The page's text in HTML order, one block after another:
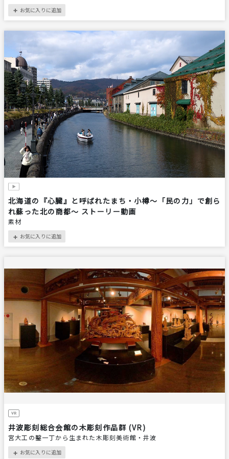
＋ お気に入りに追加
北海道の『心臓』と呼ばれたまち・小樽～「民の力」で創ら
れ蘇った北の商都～ ストーリー動画
素材
＋ お気に入りに追加
井波彫刻総合会館の木彫刻作品群 (VR)
宮大工の鑿一丁から生まれた木彫刻美術館・井波
＋ お気に入りに追加